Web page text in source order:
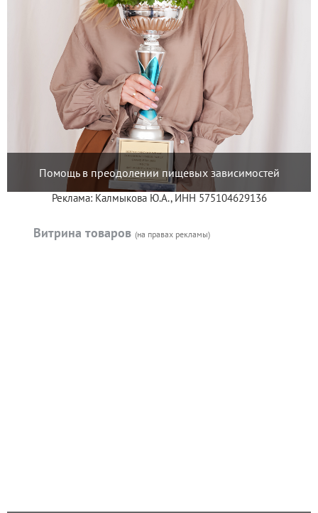
Помощь в преодолении пищевых зависимостей
Реклама: Калмыкова Ю.А., ИНН 575104629136
Витрина товаров (на правах рекламы)